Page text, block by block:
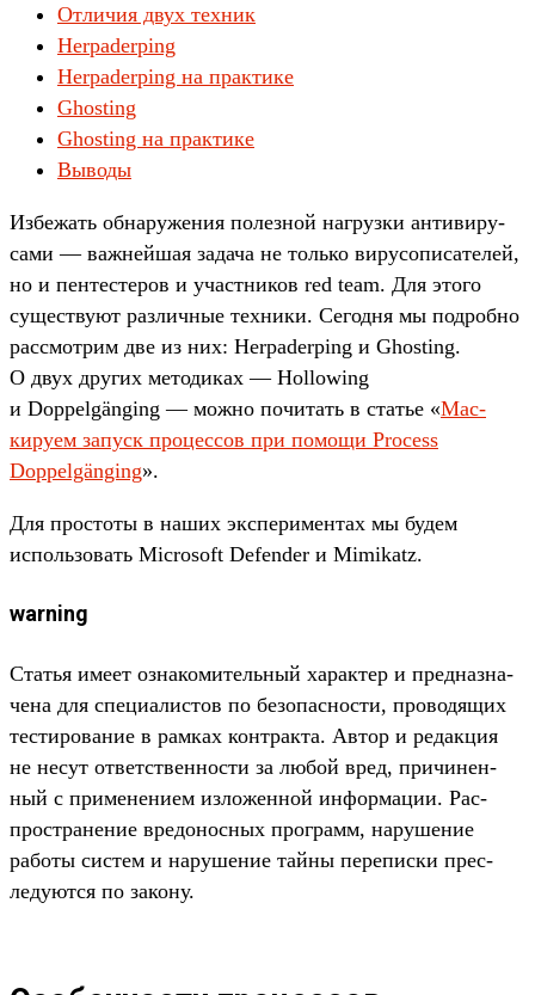
Отличия двух техник
Herpaderping
Herpaderping на практике
Ghosting
Ghosting на практике
Выводы
Из­бежать обна­руже­ния полез­ной наг­рузки анти­виру­
сами — важ­ней­шая задача не толь­ко вирусо­писа­телей,
но и пен­тесте­ров и учас­тни­ков red team. Для это­го
сущес­тву­ют раз­личные тех­ники. Сегод­ня мы под­робно
рас­смот­рим две из них: Herpaderping и Ghosting.
О двух дру­гих методи­ках — Hollowing
и Doppelgänging — мож­но почитать в статье «Мас­
киру­ем запуск про­цес­сов при помощи Process
Doppelgänging».
Для прос­тоты в наших экспе­римен­тах мы будем
исполь­зовать Microsoft Defender и Mimikatz.
warning
Статья име­ет озна­коми­тель­ный харак­тер и пред­назна­
чена для спе­циалис­тов по безопас­ности, про­водя­щих
тес­тирова­ние в рам­ках кон­трак­та. Автор и редак­ция
не несут ответс­твен­ности за любой вред, при­чинен­
ный с при­мене­нием изло­жен­ной информа­ции. Рас­
простра­нение вре­донос­ных прог­рамм, наруше­ние
работы сис­тем и наруше­ние тай­ны перепис­ки прес­
леду­ются по закону.